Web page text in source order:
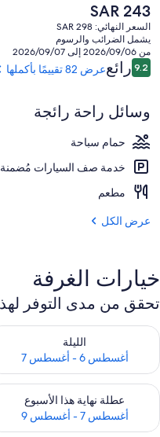
السعر
الحالي
هو
SAR
243
SAR 243
السعر النهائي: SAR 298
يشمل الضرائب والرسوم
من 2026/09/06 إلى 2026/09/07
التقييمات
9.29.2 من 10رائععرض 82 تقييمًا بأكملها
وسائل راحة رائجة
حمام سباحة
خدمة صف السيارات مُضمنة
مطعم
عرض الكل
خيارات الغرفة
تحقق من مدى التوفر
الليلة
أغسطس 6 - أغسطس 7
تحقق من مدى التوفر لليلة للفترة
عطلة نهاية هذا الأسبوع
أغسطس 7 - أغسطس 9
تحقق من مدى التوفر لعطلة نهاية